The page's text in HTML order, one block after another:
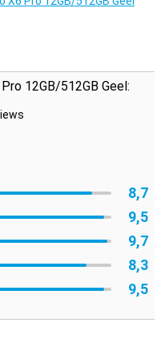
12GB/512GB Geel:
8,7
9,5
9,7
8,3
9,5